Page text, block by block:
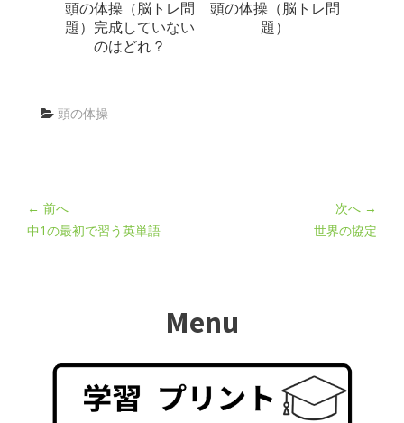
頭の体操（脳トレ問
題）完成していない
のはどれ？
頭の体操（脳トレ問
題）
頭の体操
← 前へ
中1の最初で習う英単語
次へ →
世界の協定
Menu